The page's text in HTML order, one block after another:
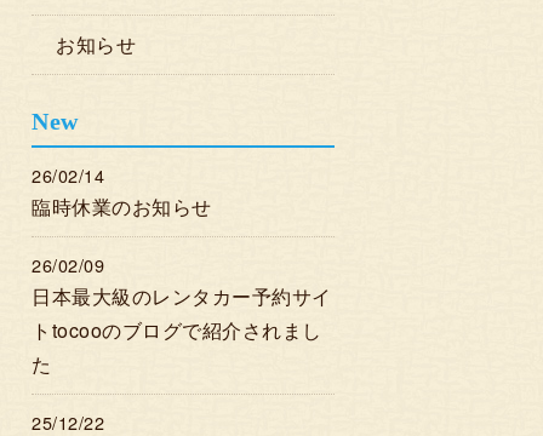
お知らせ
New
26/02/14
臨時休業のお知らせ
26/02/09
日本最大級のレンタカー予約サイ
トtocooのブログで紹介されまし
た
25/12/22